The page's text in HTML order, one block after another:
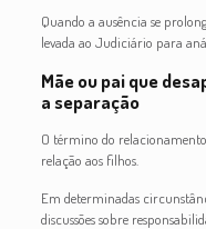
Quando a ausência se
levada ao Judiciário para
Mãe ou pai que
a separação
O término do relacionamento
relação aos filhos.
Em determinadas
discussões sobre